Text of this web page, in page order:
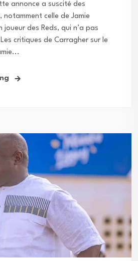
annonce a suscité des
notamment celle de Jamie
joueur des Reds, qui n’a pas
critiques de Carragher sur le